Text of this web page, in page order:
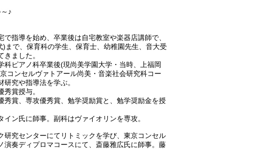
♪
で指導を始め、卒業後は自宅教室や楽器店講師で、
まで、保育科の学生、保育士、幼稚園先生、音大受
ました。
科ピアノ科卒業後(現尚美学園大学・当時、上福岡
コンセルヴァトアール尚美・音楽社会研究科コー
研究や指導法を学ぶ。
賞授与。
秀賞、専攻優秀賞、勉学奨励賞と、勉学奨励金を授
イン氏に師事。副科はヴァイオリンを専攻。
研究センターにてリトミックを学び、東京コンセル
演奏ディプロマコースにて、斎藤雅広氏に師事。藤